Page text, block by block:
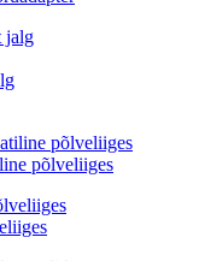
põlveliiges